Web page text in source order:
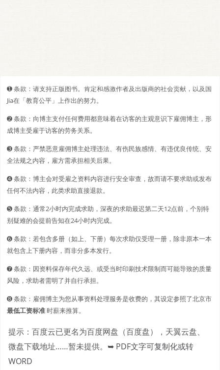
➊️ 条款：请支持正版图书。肯定和感激作者及出版商的社会贡献，以及国
Jia在「教育公平」上作出的努力。
➋️️ 条款：向博主支付任何费用都意味着在访客的主观意识下雇佣博主，形
成博主受雇于访客的劳务关系。
➌ 条款：严禁恶意雇佣博主处理违法、有伤民族感情、有违优良传统、安
全法规之内容，雇方需承担相关后果。
➍ 条款：博主会对受雇之资料内容进行安全审查，故而请不要求助或发布
任何不法内容，此类求助直接退款。
➎ 条款：通常2小时内完成求助，深夜的求助最迟第二天12点前，个别特
别疑难的会提前告知在24小时内完成。
➏ 条款：若包含多册（如上、下册）每次求助仅受理一册，除非原本一本
就包含上下册内容，而非分多本发行。
➐ 条款：因资料保存年代久远、或受当时印刷技术限制而可能导致的质量
风险，求助者需明了并自行承担。
➑ 条款：雇佣博主为您从事资料处理服务是收费的，其设定参照了北京市
最低工资标准时薪来推算。
提示：百度云已更名为百度网盘（百度盘），天翼云盘、
微盘下载地址……暂未提供。 ➥ PDF文字可复制化或转
WORD